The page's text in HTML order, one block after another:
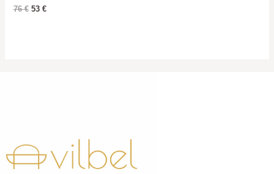
76€ 53 €